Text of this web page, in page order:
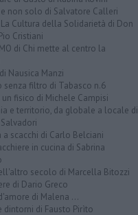
non solo di Salvatore Calleri
Cultura della Solidarietà di Don
Cristiani
di Chi mette al centro la
Nausica Manzi
senza filtro di Tabasco n.6
fisico di Michele Campisi
e territorio, da globale a locale di
a scacchi di Carlo Belciani
in cucina di Sabrina
secolo di Marcella Bitozzi
di Dario Greco
di Malena ...
dintorni di Fausto Pirìto